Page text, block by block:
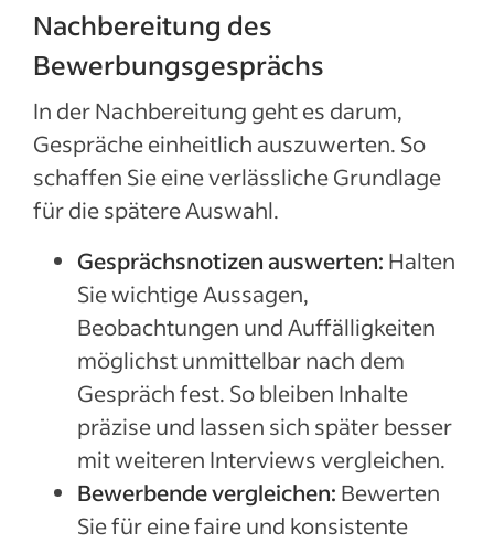
Nachbereitung des
Bewerbungsgesprächs
In der Nachbereitung geht es darum,
Gespräche einheitlich auszuwerten. So
schaffen Sie eine verlässliche Grundlage
für die spätere Auswahl.
Gesprächsnotizen auswerten: Halten
Sie wichtige Aussagen,
Beobachtungen und Auffälligkeiten
möglichst unmittelbar nach dem
Gespräch fest. So bleiben Inhalte
präzise und lassen sich später besser
mit weiteren Interviews vergleichen.
Bewerbende vergleichen: Bewerten
Sie für eine faire und konsistente